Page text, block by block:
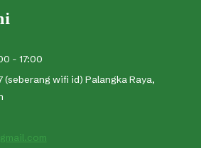
- 17:00
(seberang wifi id) Palangka Raya,